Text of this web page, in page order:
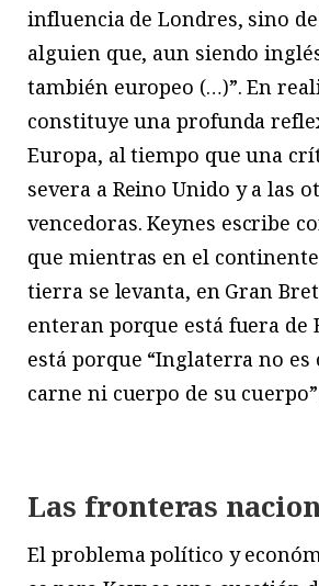
influencia de Londres, sino
alguien que, aun siendo
también europeo (…)”. En
constituye una profunda
Europa, al tiempo que una
severa a Reino Unido y a las
vencedoras. Keynes escribe
que mientras en el
tierra se levanta, en Gran
enteran porque está fuera de
está porque “Inglaterra no es
carne ni cuerpo de su
Las fronteras
El problema político y